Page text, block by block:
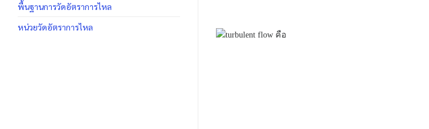
พื้นฐานการวัดอัตราการไหล
หน่วยวัดอัตราการไหล